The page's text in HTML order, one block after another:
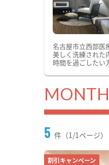
名古屋市立西部医
美しく洗練された
時間を過ごしたい
5 件（1/1ページ）
割引キャンペーン